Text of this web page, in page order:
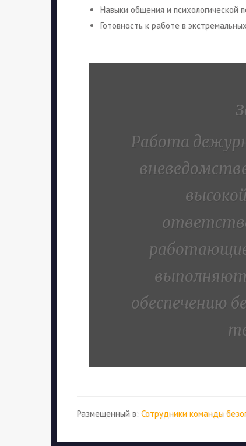
Навыки общения и психологической
Готовность к работе в
Работа
обеспечению
Размещенный в: Сотрудники команды